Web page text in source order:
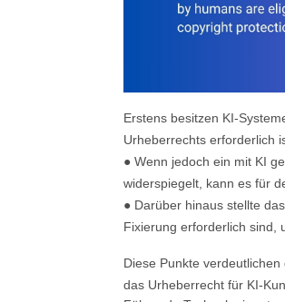
Erstens besitzen KI-
Urheberrechts erforderlich
● Wenn jedoch ein mit KI
widerspiegelt, kann es für
● Darüber hinaus stellte
Fixierung erforderlich sind,
Diese Punkte
das Urheberrecht für KI-